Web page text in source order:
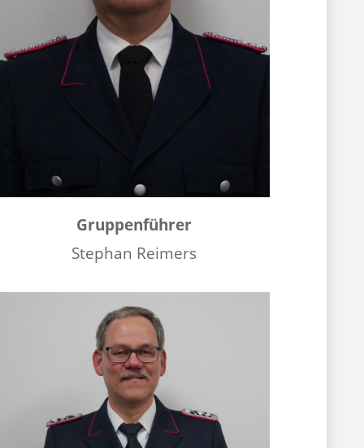
Gruppenführer
Stephan Reimers